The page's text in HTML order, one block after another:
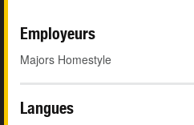
Employeurs
Majors Homestyle
Langues